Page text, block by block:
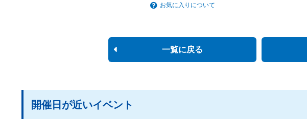
お気に入りについて
一覧に戻る
開催日が近いイベント